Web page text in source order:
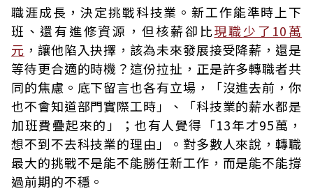
職涯成長，決定挑戰科技業。新工作能準時上下
班、還有進修資源，但核薪卻比現職少了10萬
元 ，讓他陷入抉擇，該為未來發展接受降薪，還是
等待更合適的時機？這份拉扯，正是許多轉職者共
同的焦慮。底下留言也各有立場，「沒進去前，你
也不會知道部門實際工時」、「科技業的薪水都是
加班費疊起來的」；也有人覺得「13年才95萬，
想不到不去科技業的理由」。對多數人來說，轉職
最大的挑戰不是能不能勝任新工作，而是能不能撐
過前期的不穩。